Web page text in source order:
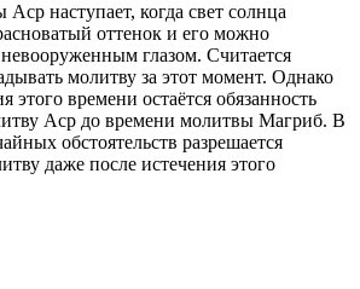
наступает, когда свет солнца
оттенок и его можно
невооруженным глазом. Считается
молитву за этот момент. Однако
этого времени остаётся обязанность
Аср до времени молитвы Магриб. В
обстоятельств разрешается
даже после истечения этого